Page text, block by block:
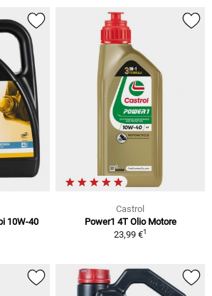
10W-40
Castrol
Power1 4T Olio Motore
23,99 €1